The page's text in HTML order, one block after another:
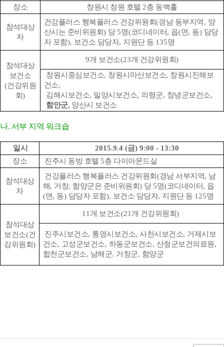
장소
창원시 창원 호텔 2층 동백홀
참석대상
자
건강플러스 행복플러스 건강위원회(경남 동부지역, 양
산시는 준비위원회) 당 5명(코디네이터, 읍(면, 동) 담당
자 포함), 보건소 담당자, 지원단 등 135명
참석대상
보건소
(건강위원
회)
9개 보건소(23개 건강위원회)
창원시중심보건소, 창원시마산보건소, 창원시진해보
건소,
김해시보건소, 밀양시보건소, 의령군, 창녕군보건소,
함안군, 양산시 보건소
나. 서부 지역 워크숍
일시 2015.9.4 (금) 9:00 - 13:30
장소
진주시 동방 호텔 5층 다이아몬드실
참석대상
자
건강플러스 행복플러스 건강위원회 (경남 서부지역, 남
해, 거창, 함양군은 준비위원회) 당 5명(코디네이터, 읍
(면, 동) 담당자 포함), 보건소 담당자, 지원단 등 125명
참석대상
보건소(건
강위원회)
11 개 보건소(21 개 건강위원회)
진주시보건소, 통영시보건소,사천시보건소, 거제시보
건소, 고성군보건소, 하동군보건소, 산청군보건의료원 ,
합천군보건소, 남해군. 거창군, 함양군